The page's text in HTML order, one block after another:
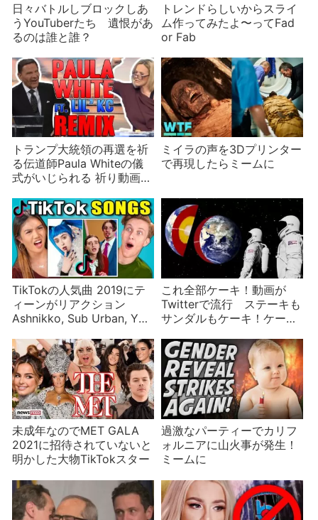
日々バトルしブロックしあ
うYouTuberたち 遺恨があ
るのは誰と誰？
トレンドらしいからスライ
ム作ってみたよ〜ってFad
or Fab
トランプ大統領の再選を祈
る伝道師Paula Whiteの儀
式がいじられる 祈り動画3
ミイラの声を3Dプリンター
で再現したらミームに
TikTokの人気曲 2019にテ
ィーンがリアクション
Ashnikko, Sub Urban, Y2K
これ全部ケーキ！動画が
Twitterで流行 ステーキも
サンダルもケーキ！ケーキ
未成年なのでMET GALA
2021に招待されていないと
明かした大物TikTokスター
過激なパーティーでカリフ
ォルニアに山火事が発生！
ミームに